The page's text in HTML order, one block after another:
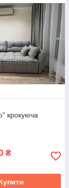
крокуюча
₴